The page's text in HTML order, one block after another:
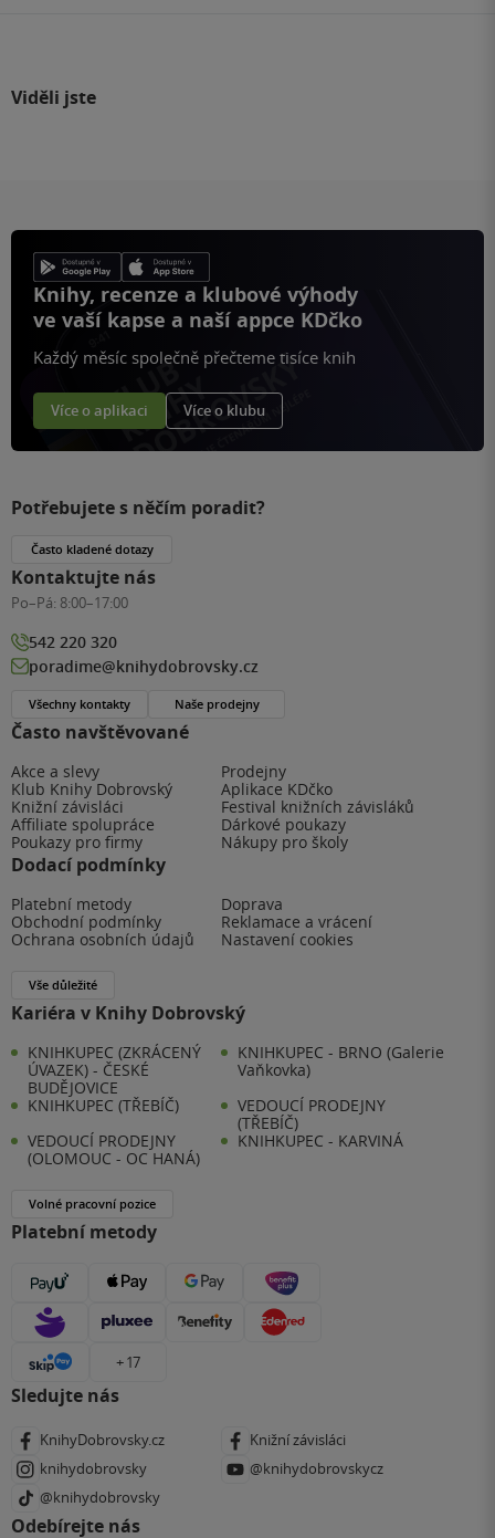
Viděli jste
Knihy, recenze a klubové výhody
ve vaší kapse a naší appce KDčko
Každý měsíc společně přečteme tisíce knih
Více o aplikaci Více o klubu
Často navštěvované
Akce a slevy
Prodejny
Klub Knihy Dobrovský
Aplikace KDčko
Knižní závisláci
Festival knižních závisláků
Affiliate spolupráce
Dárkové poukazy
Poukazy pro firmy
Nákupy pro školy
Dodací podmínky
Platební metody
Doprava
Obchodní podmínky
Reklamace a vrácení
Ochrana osobních údajů
Nastavení cookies
Vše důležité
Kariéra v Knihy Dobrovský
KNIHKUPEC (ZKRÁCENÝ
ÚVAZEK) - ČESKÉ
BUDĚJOVICE
KNIHKUPEC - BRNO (Galerie
Vaňkovka)
KNIHKUPEC (TŘEBÍČ)
VEDOUCÍ PRODEJNY
(TŘEBÍČ)
VEDOUCÍ PRODEJNY
(OLOMOUC - OC HANÁ)
KNIHKUPEC - KARVINÁ
Volné pracovní pozice
Platební metody
+ 17
Sledujte nás
KnihyDobrovsky.cz
Knižní závisláci
knihydobrovsky
@knihydobrovskycz
@knihydobrovsky
Odebírejte nás
Potřebujete s něčím poradit?
Často kladené dotazy
Kontaktujte nás
Po–Pá: 8:00–17:00
542 220 320
poradime@knihydobrovsky.cz
Všechny kontakty Naše prodejny